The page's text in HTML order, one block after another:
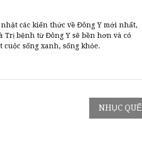
các kiến thức về Đông Y mới nhất,
bệnh từ Đông Y sẽ bền hơn và có
sống xanh, sống khỏe.
NHỤC QUẾ